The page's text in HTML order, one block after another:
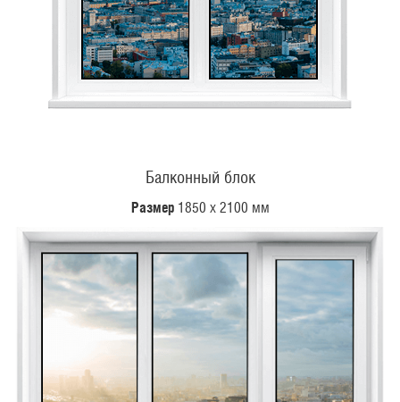
Балконный блок
Размер1850 х 2100 мм